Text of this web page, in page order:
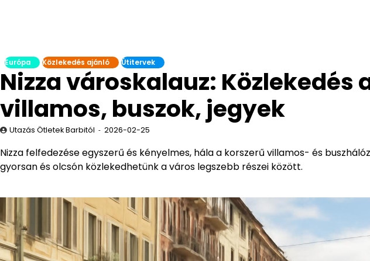
Európa Közlekedés ajánló Útitervek
Nizza városkalauz: Közlekedés
villamos, buszok, jegyek
Utazás Ötletek Barbitól 2026-02-25
Nizza felfedezése egyszerű és kényelmes, hála a korszerű villamos- és
gyorsan és olcsón közlekedhetünk a város legszebb részei között.